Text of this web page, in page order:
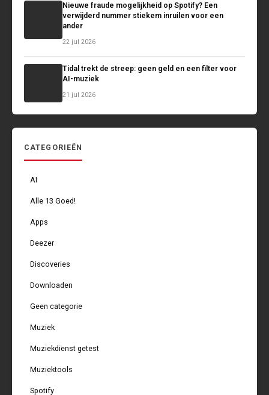
Nieuwe fraude mogelijkheid op Spotify? Een
verwijderd nummer stiekem inruilen voor een
ander
22 jul 2026
Tidal trekt de streep: geen geld en een filter voor
AI-muziek
21 jul 2026
CATEGORIEËN
AI
Alle 13 Goed!
Apps
Deezer
Discoveries
Downloaden
Geen categorie
Muziek
Muziekdienst getest
Muziektools
Spotify